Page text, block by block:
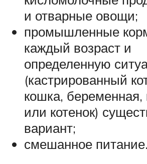
и отварные овощи;
промышленные
каждый возраст и
определенную
(кастрированный
кошка,
или котенок)
вариант;
смешанное питание.